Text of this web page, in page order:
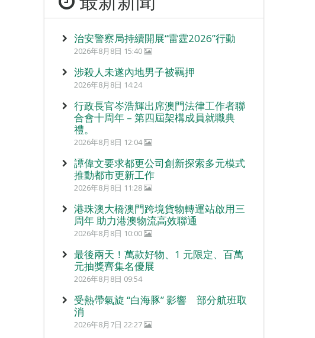
治安警察局持續開展“雷霆2026”行動
2026年8月8日 15:40
涉殺人未遂內地男子被羈押
2026年8月8日 14:24
行政長官岑浩輝出席澳門法律工作者聯
合會十周年 – 第四屆架構成員就職典
禮。
2026年8月8日 12:04
譚偉文要求都更公司創新探索多元模式
推動都市更新工作
2026年8月8日 11:28
港珠澳大橋澳門跨境貨物轉運站啟用三
周年 助力港澳物流高效聯通
2026年8月8日 10:00
最後兩天！萬款好物、1 元限定、百萬
元抽獎齊集名優展
2026年8月8日 09:54
受熱帶氣旋 “白海豚” 影響 部分航班取
消
2026年8月7日 22:27